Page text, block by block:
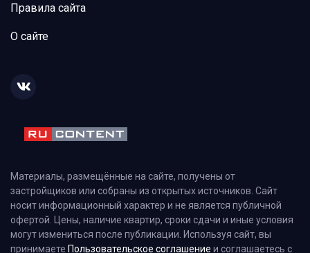
Правила сайта
О сайте
Материалы, размещённые на сайте, получены от
застройщиков или собраны из открытых источников. Сайт
носит информационный характер и не является публичной
офертой. Цены, наличие квартир, сроки сдачи и иные условия
могут измениться после публикации. Используя сайт, вы
принимаете Пользовательское соглашение и соглашаетесь с